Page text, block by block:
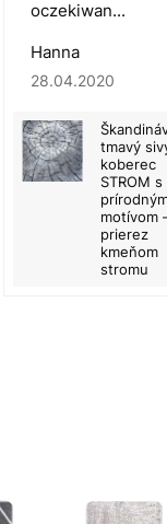
oczekiwan...
Hanna
28.04.2020
tmavý
koberec
STROM s
motívom
prierez
kmeňom
stromu